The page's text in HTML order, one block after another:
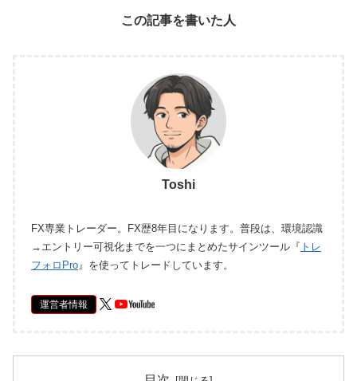
この記事を書いた人
Toshi
FX専業トレーダー。FX歴8年目になります。普段は、環境認識
→エントリー可視化までを一つにまとめたサインツール『 トレ
フォロPro 』を使ってトレードしています。
運営者情報